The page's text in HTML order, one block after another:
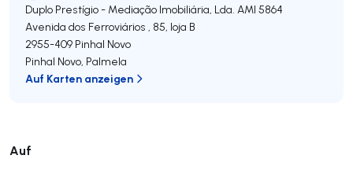
Auf
Duplo Prestígio - Mediação Imobiliária, Lda. AMI 5864
Avenida dos Ferroviários , 85, loja B
2955-409 Pinhal Novo
Pinhal Novo, Palmela
Auf Karten anzeigen